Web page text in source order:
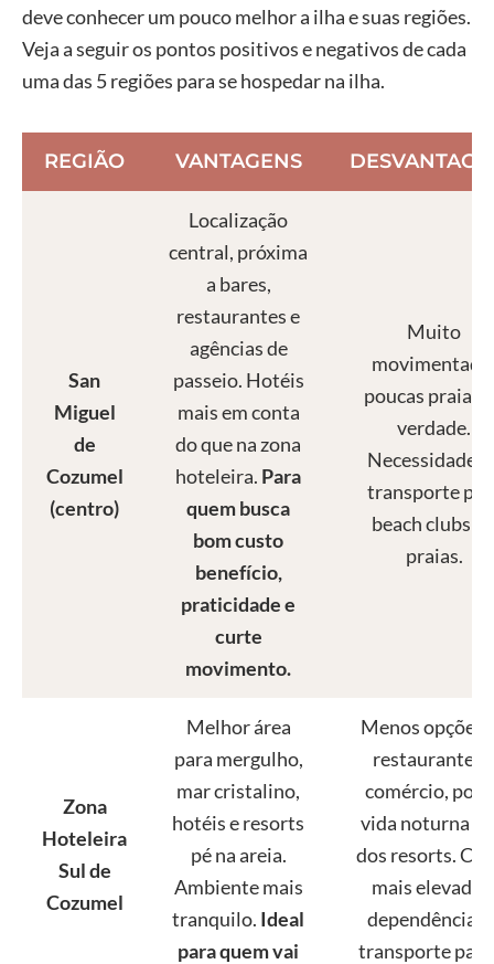
deve conhecer um pouco melhor a ilha e suas regiões.
Veja a seguir os pontos positivos e negativos de cada
uma das 5 regiões para se hospedar na ilha.
REGIÃO VANTAGENS
San
Miguel
de
Cozumel
(centro)
Localização
central, próxima
a bares,
restaurantes e
agências de
passeio. Hotéis
mais em conta
do que na zona
hoteleira. Para
quem busca
bom custo
benefício,
praticidade e
curte
movimento.
Muito
poucas praias
verdade.
Necessidade
transporte
beach clubs
praias.
Zona
Hoteleira
Sul de
Cozumel
Melhor área
para mergulho,
mar cristalino,
hotéis e resorts
pé na areia.
Ambiente mais
tranquilo. Ideal
para quem vai
Menos opções
restaurantes
comércio,
vida noturna
dos resorts.
mais elevado
dependência
transporte